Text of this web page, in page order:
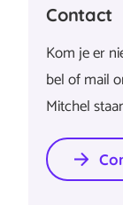
Contact
Kom je er
bel of mail
Mitchel